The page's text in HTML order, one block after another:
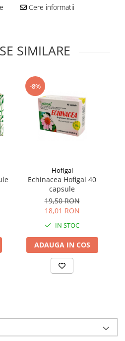
Cere informatii
SIMILARE
-8%
Hofigal
Echinacea Hofigal 40
capsule
19,50 RON
18,01 RON
IN STOC
ADAUGA IN COS